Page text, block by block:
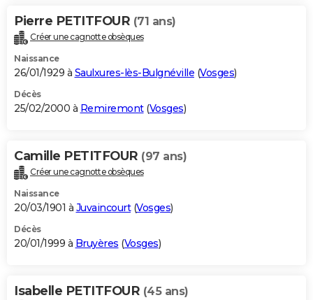
Pierre PETITFOUR (71 ans)
Créer une cagnotte obsèques
Naissance
26/01/1929 à Saulxures-lès-Bulgnéville (Vosges)
Décès
25/02/2000 à Remiremont(Vosges)
Camille PETITFOUR (97 ans)
Créer une cagnotte obsèques
Naissance
20/03/1901 à Juvaincourt(Vosges)
Décès
20/01/1999 à Bruyères (Vosges)
Isabelle PETITFOUR (45 ans)